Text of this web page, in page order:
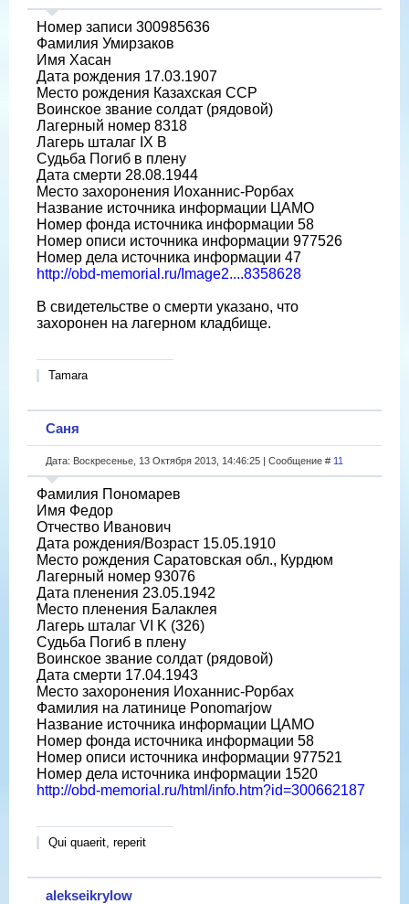
Номер записи 300985636
Фамилия Умирзаков
Имя Хасан
Дата рождения 17.03.1907
Место рождения Казахская ССР
Воинское звание солдат (рядовой)
Лагерный номер 8318
Лагерь шталаг IX B
Судьба Погиб в плену
Дата смерти 28.08.1944
Место захоронения Иоханнис-Рорбах
Название источника информации ЦАМО
Номер фонда источника информации 58
Номер описи источника информации 977526
Номер дела источника информации 47
http://obd-memorial.ru/Image2....8358628
В свидетельстве о смерти указано, что
захоронен на лагерном кладбище.
Tamara
Саня
Дата: Воскресенье, 13 Октября 2013, 14:46:25 | Сообщение # 11
Фамилия Пономарев
Имя Федор
Отчество Иванович
Дата рождения/Возраст 15.05.1910
Место рождения Саратовская обл., Курдюм
Лагерный номер 93076
Дата пленения 23.05.1942
Место пленения Балаклея
Лагерь шталаг VI K (326)
Судьба Погиб в плену
Воинское звание солдат (рядовой)
Дата смерти 17.04.1943
Место захоронения Иоханнис-Рорбах
Фамилия на латинице Ponomarjow
Название источника информации ЦАМО
Номер фонда источника информации 58
Номер описи источника информации 977521
Номер дела источника информации 1520
http://obd-memorial.ru/html/info.htm?id=300662187
Qui quaerit, reperit
alekseikrylow